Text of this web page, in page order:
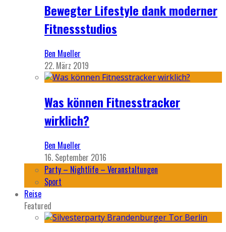
Bewegter Lifestyle dank moderner
Fitnessstudios
Ben Mueller
22. März 2019
Was können Fitnesstracker
wirklich?
Ben Mueller
16. September 2016
Party – Nightlife – Veranstaltungen
Sport
Reise
Featured